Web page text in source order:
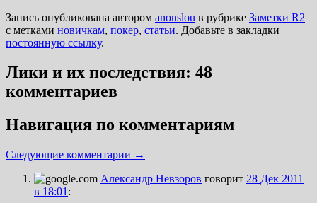
Запись опубликована автором anonslou в рубрике Заметки R2
с метками новичкам, покер, статьи. Добавьте в закладки
постоянную ссылку.
Лики и их последствия: 48
комментариев
Навигация по комментариям
Следующие комментарии →
Александр Невзоров говорит 28 Дек 2011
в 18:01 :